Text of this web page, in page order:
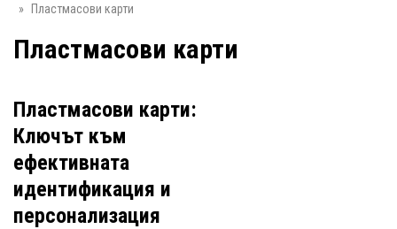
»
Пластмасови карти
Пластмасови карти
Пластмасови карти:
Ключът към
ефективната
идентификация и
персонализация